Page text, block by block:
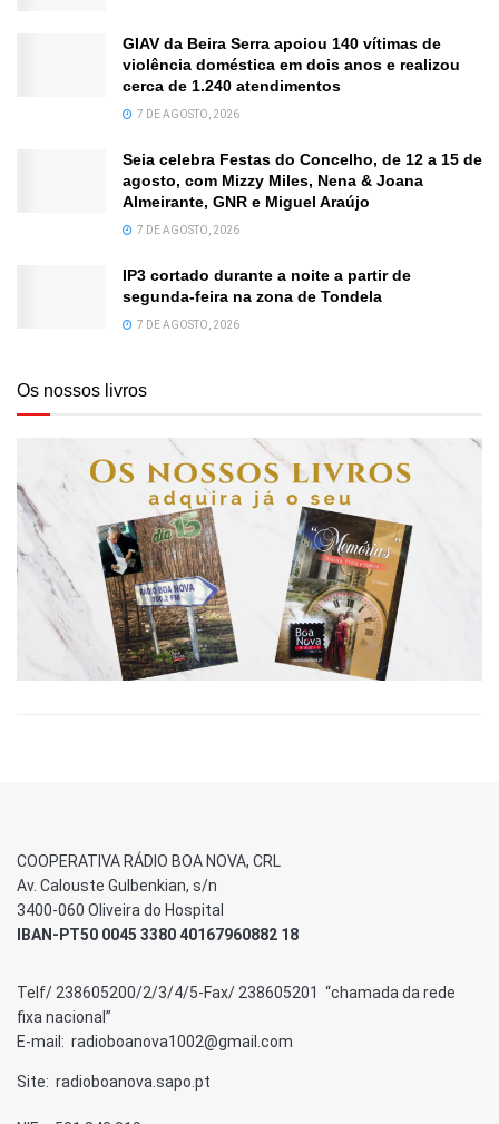
GIAV da Beira Serra apoiou 140 vítimas de
violência doméstica em dois anos e realizou
cerca de 1.240 atendimentos
7 DE AGOSTO, 2026
Seia celebra Festas do Concelho, de 12 a 15 de
agosto, com Mizzy Miles, Nena & Joana
Almeirante, GNR e Miguel Araújo
7 DE AGOSTO, 2026
IP3 cortado durante a noite a partir de
segunda-feira na zona de Tondela
7 DE AGOSTO, 2026
Os nossos livros
COOPERATIVA RÁDIO BOA NOVA, CRL
Av. Calouste Gulbenkian, s/n
3400-060 Oliveira do Hospital
IBAN-PT50 0045 3380 40167960882 18
Telf/ 238605200/2/3/4/5-Fax/ 238605201 “chamada da rede
fixa nacional”
E-mail: radioboanova1002@gmail.com
Site: radioboanova.sapo.pt